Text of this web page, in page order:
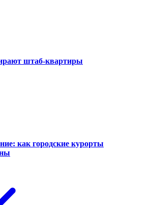
штаб-квартиры
как городские курорты